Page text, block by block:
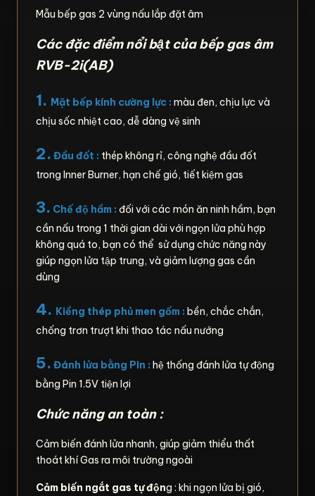
Mẫu bếp gas 2 vùng nấu lắp đặt âm
Các đặc điểm nổi bật của bếp gas âm
RVB-2i(AB)
1. Mặt bếp kính cường lực : màu đen, chịu lực và
chịu sốc nhiệt cao, dễ dàng vệ sinh
2. Đầu đốt : thép không rỉ, công nghệ đầu đốt
trong Inner Burner, hạn chế gió, tiết kiệm gas
3. Chế độ hầm : đối với các món ăn ninh hầm, bạn
cần nấu trong 1 thời gian dài với ngọn lửa phù hợp
không quá to, bạn có thể sử dụng chức năng này
giúp ngọn lửa tập trung, và giảm lượng gas cần
dùng
4. Kiềng thép phủ men gốm : bền, chắc chắn,
chống trơn trượt khi thao tác nấu nướng
5. Đánh lửa bằng Pin : hệ thống đánh lửa tự động
bằng Pin 1.5V tiện lợi
Chức năng an toàn :
Cảm biến đánh lửa nhanh, giúp giảm thiểu thất
thoát khí Gas ra môi trường ngoài
Cảm biến ngắt gas tự động : khi ngọn lửa bị gió,